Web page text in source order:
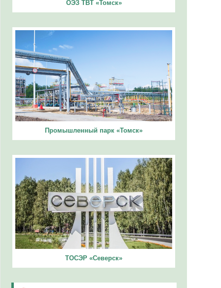
ОЭЗ ТВТ «Томск»
Промышленный парк «Томск»
ТОСЭР «Северск»